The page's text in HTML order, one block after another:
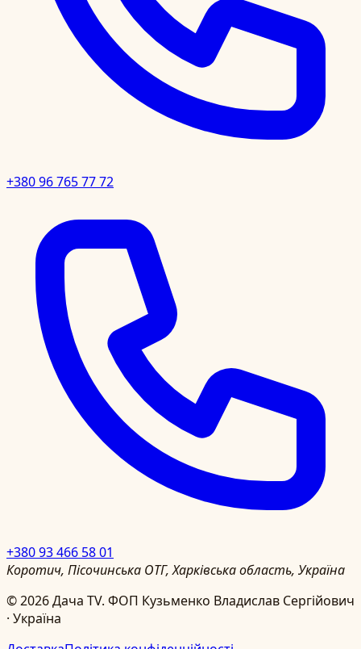
+380 96 765 77 72
+380 93 466 58 01
Коротич, Пісочинська ОТГ, Харківська область, Україна
©2026Дача TV. ФОП Кузьменко Владислав Сергійович
· Україна